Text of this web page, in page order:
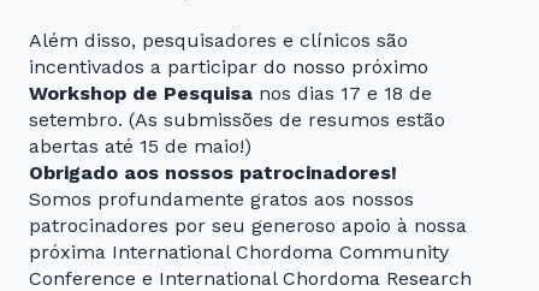
Além disso, pesquisadores e clínicos são
incentivados a participar do nosso próximo
Workshop de Pesquisa nos dias 17 e 18 de
setembro. (As submissões de resumos estão
abertas até 15 de maio!)
Obrigado aos nossos patrocinadores!
Somos profundamente gratos aos nossos
patrocinadores por seu generoso apoio à nossa
próxima International Chordoma Community
Conference e International Chordoma Research